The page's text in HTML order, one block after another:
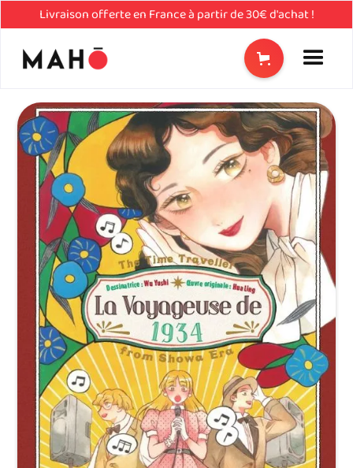
Livraison offerte en France à partir de 30€ d'achat !